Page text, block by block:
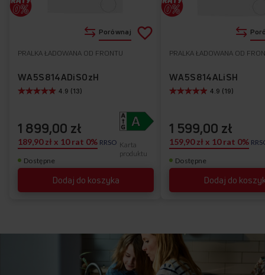
Dostępne
PRALKA ŁADOWANA OD FRONTU
WA5S814ADiSOzH
Dodaj do koszyka
4.9 (13)
Karta
produktu
1 899,00 zł
189,90 zł x 10 rat 0% RRSO
Porównaj Dodaj
ulubionych
Dostępne
PRALKA ŁADOWANA OD
WA5S814ALiSH
Dodaj do
4.9 (19)
1 599,00 zł
159,90 zł x 10 rat 0%